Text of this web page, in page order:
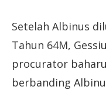
Setelah Albinus
Tahun 64M,
procurator
berbanding